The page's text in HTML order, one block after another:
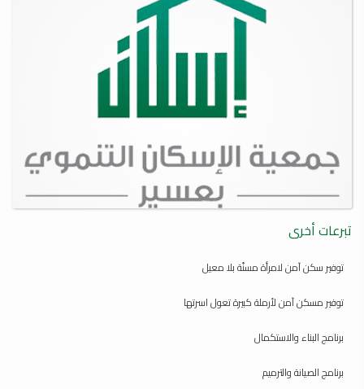
تبرعات أخرى
توفير سكن آمن لامرأة مسنّة بلا معيل
توفير مسكن آمن لأرملة كبيرة تعول اسرتها
برنامج البناء والاستكمال
برنامج الصيانة والترميم